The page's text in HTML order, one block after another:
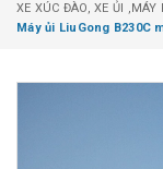
XE XÚC ĐÀO, XE ỦI
Máy ủi LiuGong B230C